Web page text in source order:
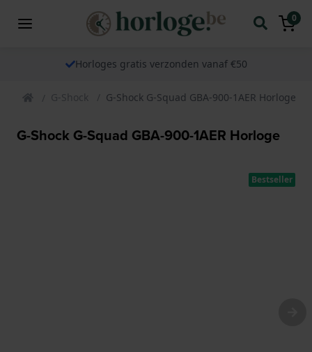
0
Horloges gratis verzonden vanaf €50
G-Shock G-Shock G-Squad GBA-900-1AER Horloge
G-Shock G-Squad GBA-900-1AER Horloge
Bestseller